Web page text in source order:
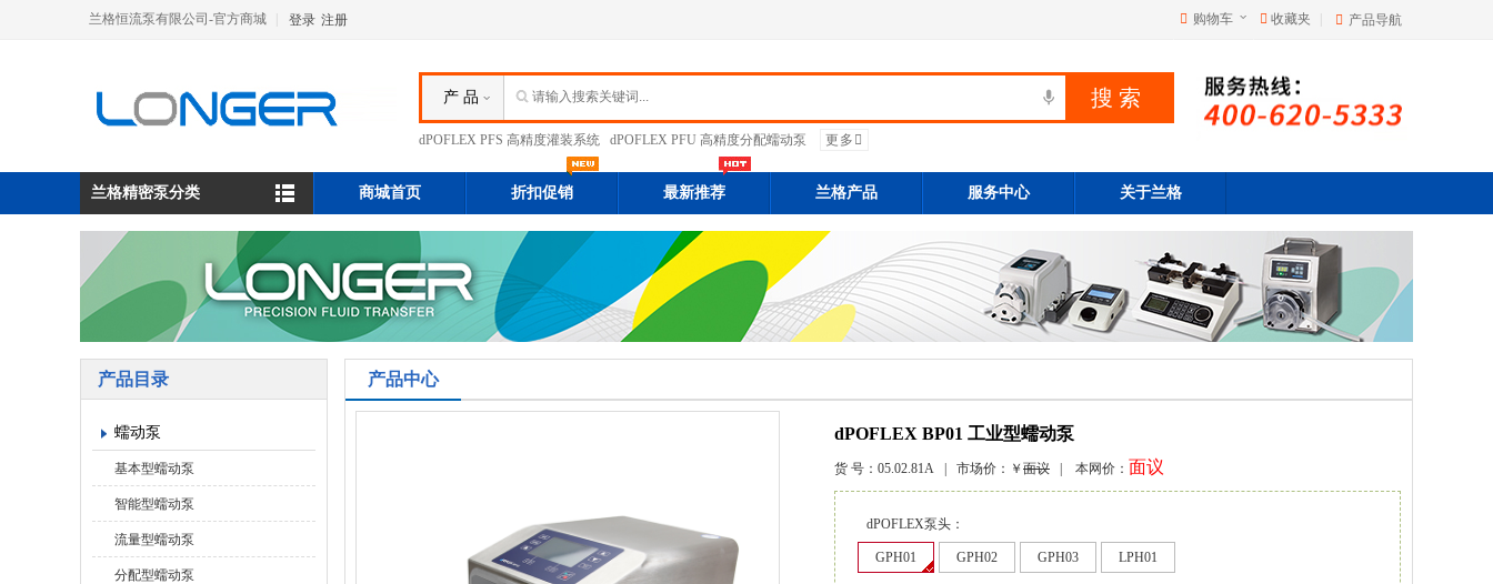
兰格恒流泵有限公司-官方商城 登录 注册 购物车 收藏夹 产品导航
产 品
dPOFLEX PFS 高精度灌装系统 dPOFLEX PFU 高精度分配蠕动泵 更多
兰格精密泵分类 商城首页 折扣促销 最新推荐 兰格产品 服务中心 关于兰格
产品目录
蠕动泵
基本型蠕动泵
智能型蠕动泵
流量型蠕动泵
分配型蠕动泵
产品中心
dPOFLEX BP01 工业型蠕动泵
货 号： 05.02.81A | 市场价：￥ 面议 | 本网价： 面议
dPOFLEX泵头：
GPH01 GPH02 GPH03 LPH01